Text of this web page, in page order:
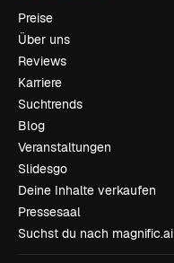
Preise
Über uns
Reviews
Karriere
Suchtrends
Blog
Veranstaltungen
Slidesgo
Deine Inhalte verkaufen
Pressesaal
Suchst du nach magnific.ai